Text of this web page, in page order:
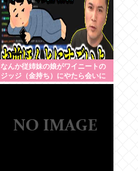
なんか従姉妹の娘がワイニートの
ジッジ（金持ち）にやたら会いに
来るんやが